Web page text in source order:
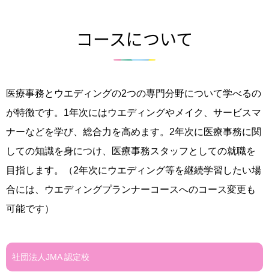
コースについて
医療事務とウエディングの2つの専門分野について学べるの
が特徴です。1年次にはウエディングやメイク、サービスマ
ナーなどを学び、総合力を高めます。2年次に医療事務に関
しての知識を身につけ、医療事務スタッフとしての就職を
目指します。（2年次にウエディング等を継続学習したい場
合には、ウエディングプランナーコースへのコース変更も
可能です）
社団法人JMA 認定校